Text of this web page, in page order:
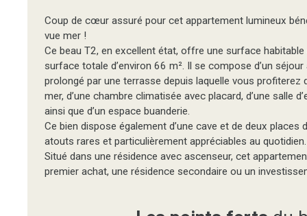
Coup de cœur assuré pour cet appartement lumineux
vue mer !
Ce beau T2, en excellent état, offre une surface habitable
surface totale d’environ 66 m². Il se compose d’un
prolongé par une terrasse depuis laquelle vous profiterez
mer, d’une chambre climatisée avec placard, d’une salle
ainsi que d’un espace buanderie.
Ce bien dispose également d’une cave et de deux places
atouts rares et particulièrement appréciables au quotidien.
Situé dans une résidence avec ascenseur, cet
premier achat, une résidence secondaire ou un